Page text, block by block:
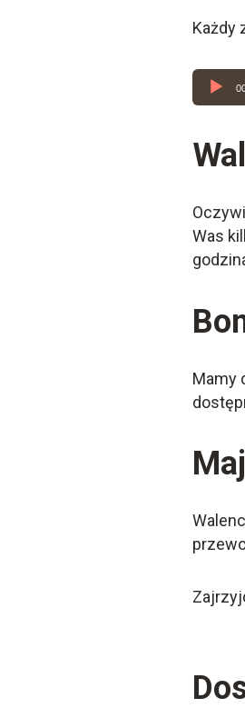
Każdy
plików
Was
Mamy